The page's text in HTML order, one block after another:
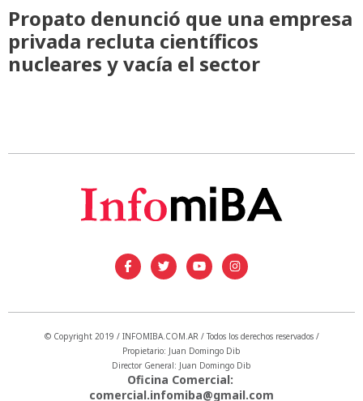
Propato denunció que una empresa
privada recluta científicos
nucleares y vacía el sector
© Copyright 2019 / INFOMIBA.COM.AR / Todos los derechos reservados /
Propietario: Juan Domingo Dib
Director General: Juan Domingo Dib
Oficina Comercial:
comercial.infomiba@gmail.com